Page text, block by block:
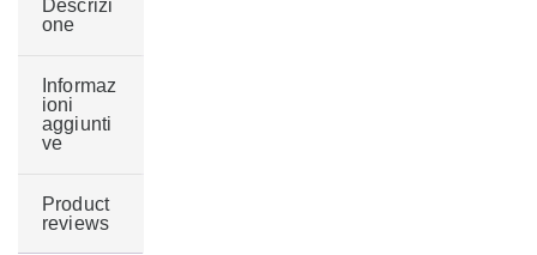
Descrizi
one
Informaz
ioni
aggiunti
ve
Product
reviews